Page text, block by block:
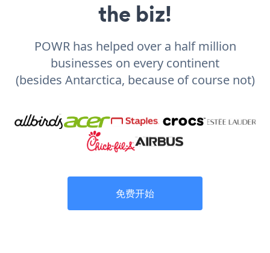
the biz!
POWR has helped over a half million
businesses on every continent
(besides Antarctica, because of course not)
免费开始